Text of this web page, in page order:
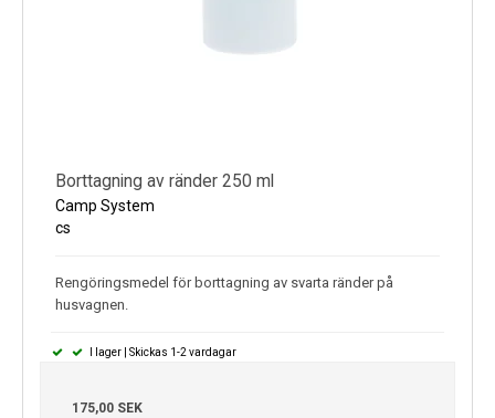
Borttagning av ränder 250 ml
Camp System
cs
Rengöringsmedel för borttagning av svarta ränder på
husvagnen.
I lager | Skickas 1-2 vardagar
175,00 SEK